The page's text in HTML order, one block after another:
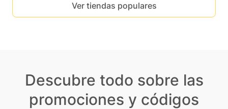
Ver tiendas populares
Descubre todo sobre las
promociones y códigos